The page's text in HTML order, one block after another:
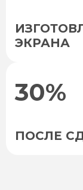
ЭКРАНА
30%
ПОСЛЕ